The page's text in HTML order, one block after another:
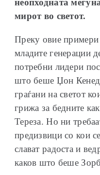
неопходната
мирот во светот.
Преку овие примери
младите генерации
потребни лидери
што беше Џон
граѓани на светот
грижа за бедните
Тереза. Но ни
предизвици со кои
слават радоста и
каков што беше